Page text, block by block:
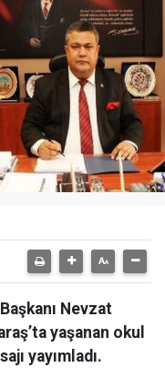
Nevzat
yaşanan okul
yayımladı.